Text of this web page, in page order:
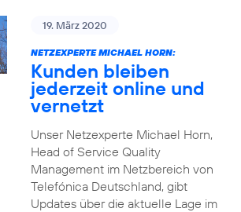
19. März 2020
NETZEXPERTE MICHAEL HORN:
Kunden bleiben
jederzeit online und
vernetzt
Unser Netzexperte Michael Horn,
Head of Service Quality
Management im Netzbereich von
Telefónica Deutschland, gibt
Updates über die aktuelle Lage im